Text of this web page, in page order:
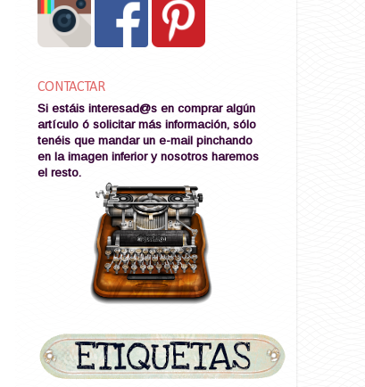
CONTACTAR
Si estáis interesad@s en comprar algún
artículo ó solicitar más información, sólo
tenéis que mandar un e-mail pinchando
en la imagen inferior y nosotros haremos
el resto.